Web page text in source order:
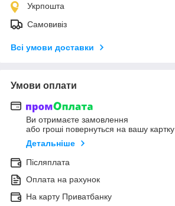
Укрпошта
Самовивіз
Всі умови доставки
Умови оплати
Ви отримаєте замовлення
або гроші повернуться на вашу картку
Детальніше
Післяплата
Оплата на рахунок
На карту Приватбанку